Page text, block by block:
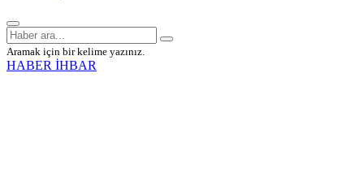
Aramak için bir kelime yazınız.
HABER İHBAR